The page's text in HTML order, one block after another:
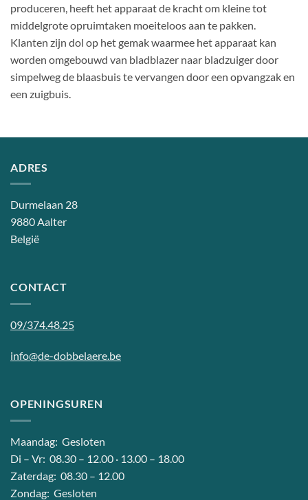
produceren, heeft het apparaat de kracht om kleine tot
middelgrote opruimtaken moeiteloos aan te pakken.
Klanten zijn dol op het gemak waarmee het apparaat kan
worden omgebouwd van bladblazer naar bladzuiger door
simpelweg de blaasbuis te vervangen door een opvangzak en
een zuigbuis.
ADRES
Durmelaan 28
9880 Aalter
België
CONTACT
09/374.48.25
info@de-dobbelaere.be
OPENINGSUREN
Maandag: Gesloten
Di – Vr: 08.30 – 12.00 · 13.00 – 18.00
Zaterdag: 08.30 – 12.00
Zondag: Gesloten